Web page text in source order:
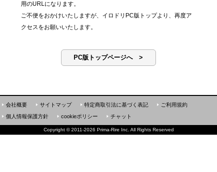
用のURLになります。
ご不便をおかけいたしますが、イロドリPC版トップより、再度ア
クセスをお願いいたします。
PC版トップページへ >
会社概要 サイトマップ 特定商取引法に基づく表記
ご利用規約
個人情報保護方針
cookieポリシー チャット
Copyright ©2011-2026 Prima-Rire Inc. All Rights Reserved